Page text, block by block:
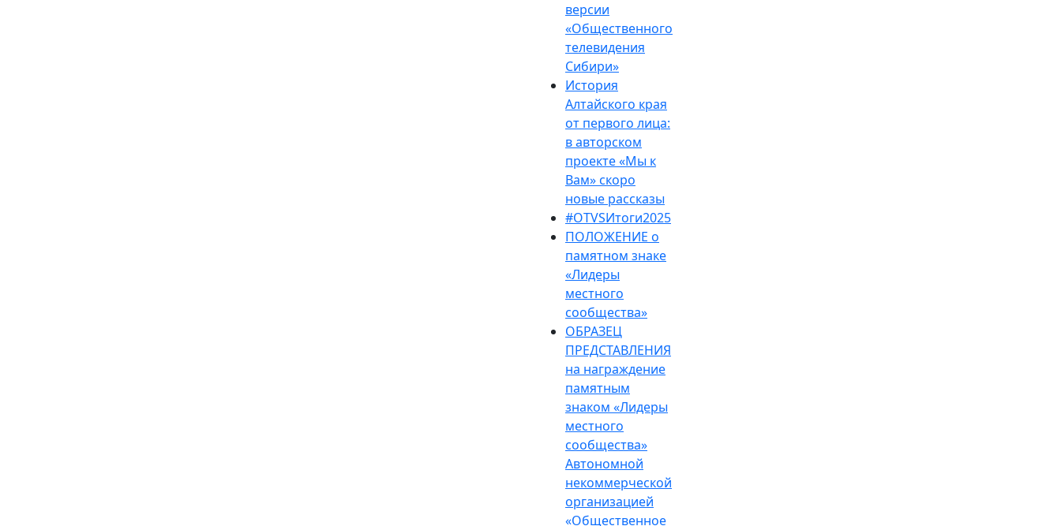
версии
«Общественного
телевидения
Сибири»
История
Алтайского края
от первого лица:
в авторском
проекте «Мы к
Вам» скоро
новые рассказы
#OTVSИтоги2025
ПОЛОЖЕНИЕ о
памятном знаке
«Лидеры
местного
сообщества»
ОБРАЗЕЦ
ПРЕДСТАВЛЕНИЯ
на награждение
памятным
знаком «Лидеры
местного
сообщества»
Автономной
некоммерческой
организацией
«Общественное